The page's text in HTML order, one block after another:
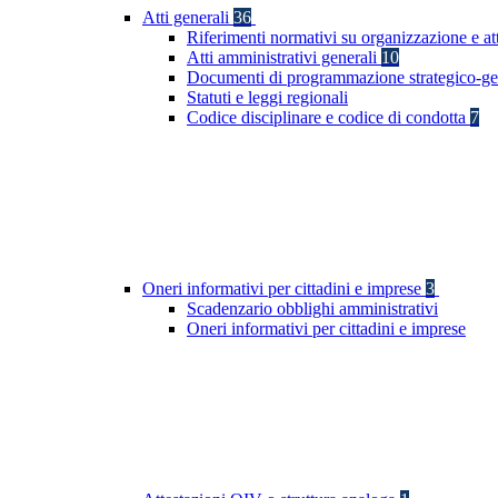
Atti generali 36
Riferimenti normativi su organizzazione e
Atti amministrativi generali 10
Documenti di programmazione strategico-
Statuti e leggi regionali
Codice disciplinare e codice di condotta 7
Oneri informativi per cittadini e imprese 3
Scadenzario obblighi amministrativi
Oneri informativi per cittadini e imprese